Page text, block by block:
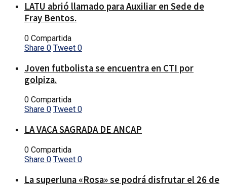
LATU abrió llamado para Auxiliar en Sede de
Fray Bentos.
0 Compartida
Share 0 Tweet 0
Joven futbolista se encuentra en CTI por
golpiza.
0 Compartida
Share 0 Tweet 0
LA VACA SAGRADA DE ANCAP
0 Compartida
Share 0 Tweet 0
La superluna «Rosa» se podrá disfrutar el 26 de